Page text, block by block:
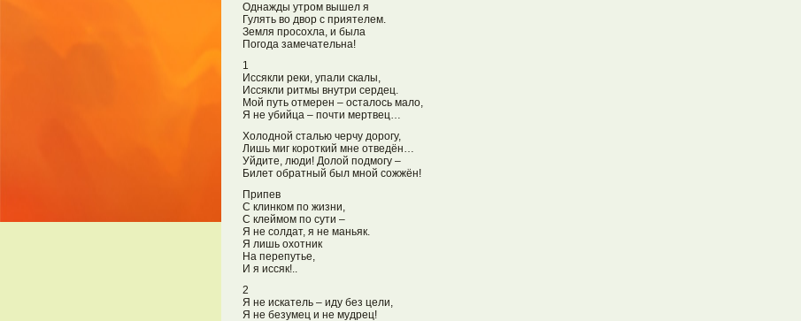
Однажды утром вышел я
Гулять во двор с приятелем.
Земля просохла, и была
Погода замечательна!
1
Иссякли реки, упали скалы,
Иссякли ритмы внутри сердец.
Мой путь отмерен – осталось мало,
Я не убийца – почти мертвец…
Холодной сталью черчу дорогу,
Лишь миг короткий мне отведён…
Уйдите, люди! Долой подмогу –
Билет обратный был мной сожжён!
Припев
С клинком по жизни,
С клеймом по сути –
Я не солдат, я не маньяк.
Я лишь охотник
На перепутье,
И я иссяк!..
2
Я не искатель – иду без цели,
Я не безумец и не мудрец!